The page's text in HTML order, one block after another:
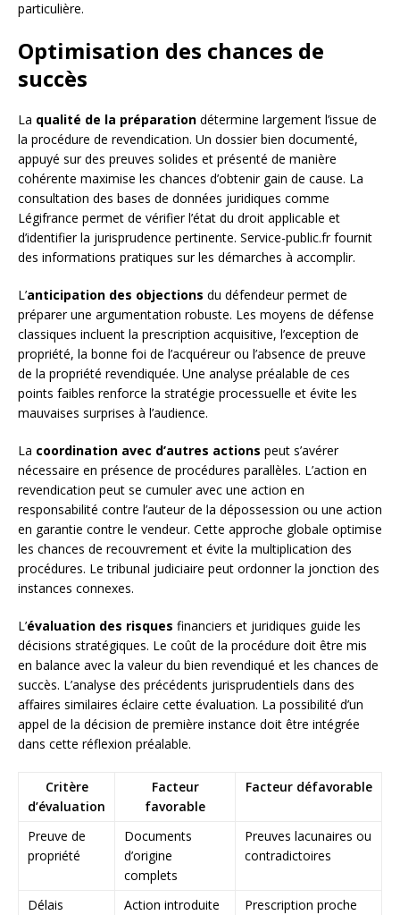
particulière.
Optimisation des chances de
succès
La qualité de la préparation détermine largement l’issue de
la procédure de revendication. Un dossier bien documenté,
appuyé sur des preuves solides et présenté de manière
cohérente maximise les chances d’obtenir gain de cause. La
consultation des bases de données juridiques comme
Légifrance permet de vérifier l’état du droit applicable et
d’identifier la jurisprudence pertinente. Service-public.fr fournit
des informations pratiques sur les démarches à accomplir.
L’anticipation des objections du défendeur permet de
préparer une argumentation robuste. Les moyens de défense
classiques incluent la prescription acquisitive, l’exception de
propriété, la bonne foi de l’acquéreur ou l’absence de preuve
de la propriété revendiquée. Une analyse préalable de ces
points faibles renforce la stratégie processuelle et évite les
mauvaises surprises à l’audience.
La coordination avec d’autres actions peut s’avérer
nécessaire en présence de procédures parallèles. L’action en
revendication peut se cumuler avec une action en
responsabilité contre l’auteur de la dépossession ou une action
en garantie contre le vendeur. Cette approche globale optimise
les chances de recouvrement et évite la multiplication des
procédures. Le tribunal judiciaire peut ordonner la jonction des
instances connexes.
L’évaluation des risques financiers et juridiques guide les
décisions stratégiques. Le coût de la procédure doit être mis
en balance avec la valeur du bien revendiqué et les chances de
succès. L’analyse des précédents jurisprudentiels dans des
affaires similaires éclaire cette évaluation. La possibilité d’un
appel de la décision de première instance doit être intégrée
dans cette réflexion préalable.
Critère
d’évaluation
Facteur
favorable
Facteur défavorable
Preuve de
propriété
Documents
d’origine
complets
Preuves lacunaires ou
contradictoires
Délais
Action introduite
Prescription proche